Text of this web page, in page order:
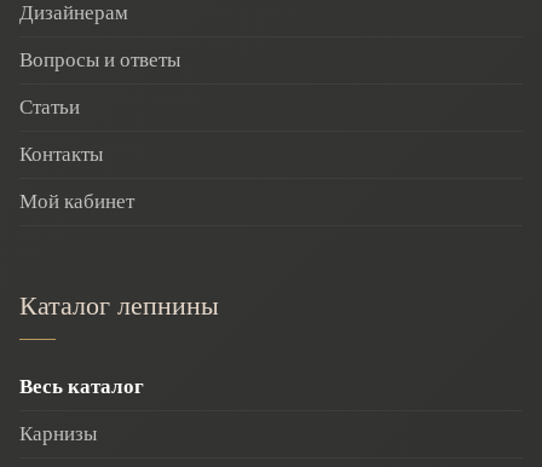
Дизайнерам
Вопросы и ответы
Статьи
Контакты
Мой кабинет
Каталог лепнины
Весь каталог
Карнизы